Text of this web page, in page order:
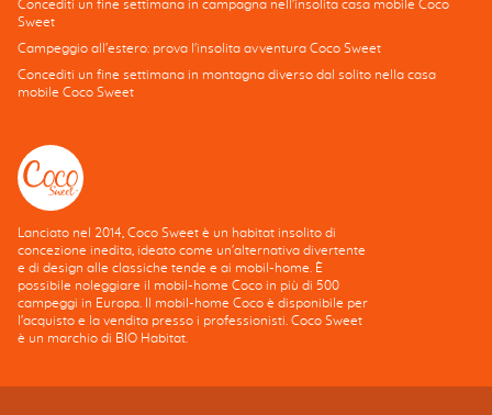
Concediti un fine settimana in campagna nell'insolita casa mobile Coco
Sweet
Campeggio all'estero: prova l'insolita avventura Coco Sweet
Concediti un fine settimana in montagna diverso dal solito nella casa
mobile Coco Sweet
Lanciato nel 2014, Coco Sweet è un habitat insolito di
concezione inedita, ideato come un'alternativa divertente
e di design alle classiche tende e ai mobil-home. È
possibile noleggiare il mobil-home Coco in più di 500
campeggi in Europa. Il mobil-home Coco è disponibile per
l'acquisto e la vendita presso i professionisti. Coco Sweet
è un marchio di BIO Habitat.